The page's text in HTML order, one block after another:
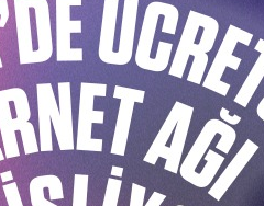
konusunu